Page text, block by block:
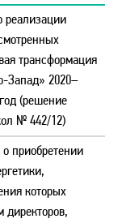
реализации
трансформация
Запад» 2020–
(решение
№ 442/12)
приобретении
которых
директоров,